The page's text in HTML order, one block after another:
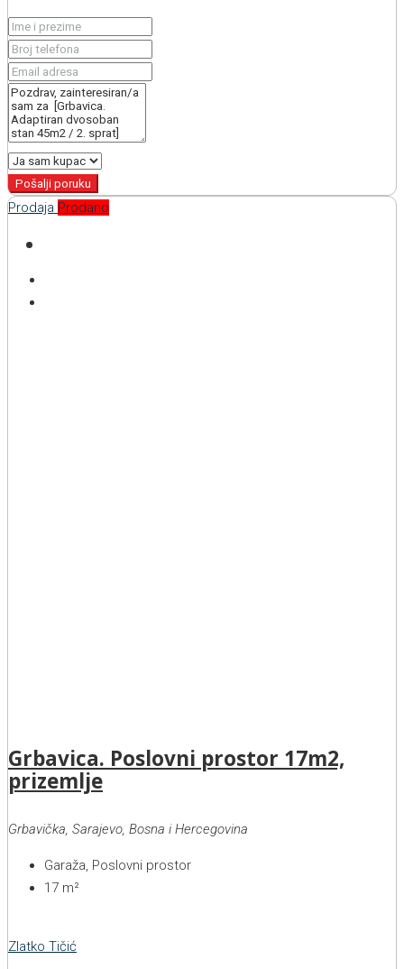
Pošalji poruku
Prodaja Prodano
Grbavica. Poslovni prostor 17m2,
prizemlje
Grbavička, Sarajevo, Bosna i Hercegovina
Garaža, Poslovni prostor
17 m²
Zlatko Tičić